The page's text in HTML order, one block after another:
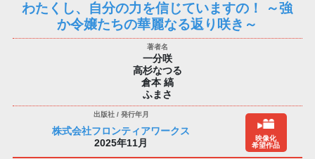
わたくし、自分の力を信じていますの！ ～強
か令嬢たちの華麗なる返り咲き～
一分咲
高杉なつる
倉本 縞
ふまさ
株式会社フロンティアワークス
2025年11月
映像化
希望作品